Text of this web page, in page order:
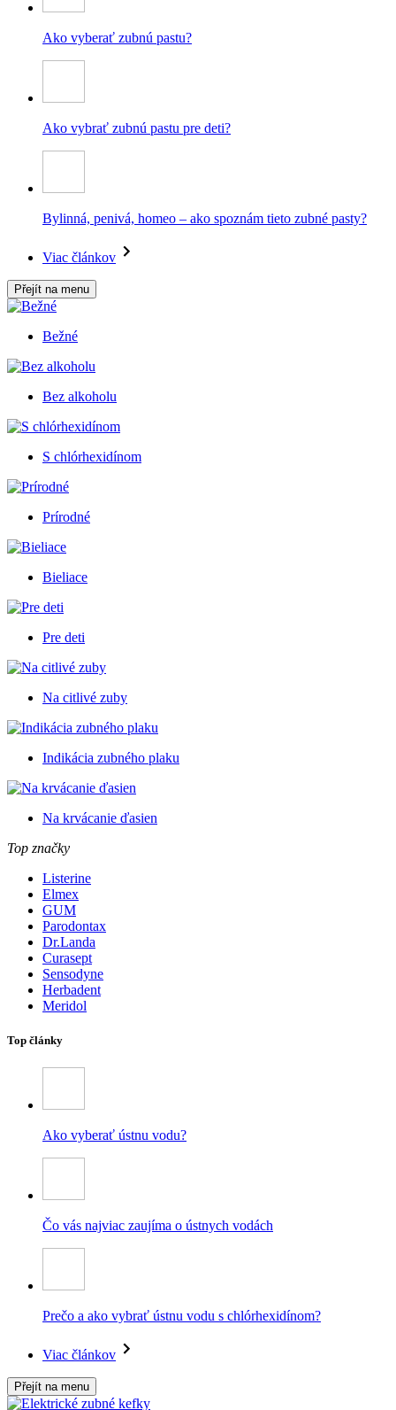
Ako vyberať zubnú pastu?
Ako vybrať zubnú pastu pre deti?
Bylinná, penivá, homeo – ako spoznám tieto zubné pasty?
Viac článkov
Přejít na menu
Bežné
Bez alkoholu
S chlórhexidínom
Prírodné
Bieliace
Pre deti
Na citlivé zuby
Indikácia zubného plaku
Na krvácanie ďasien
Top značky
Listerine
Elmex
GUM
Parodontax
Dr.Landa
Curasept
Sensodyne
Herbadent
Meridol
Top články
Ako vyberať ústnu vodu?
Čo vás najviac zaujíma o ústnych vodách
Prečo a ako vybrať ústnu vodu s chlórhexidínom?
Viac článkov
Přejít na menu